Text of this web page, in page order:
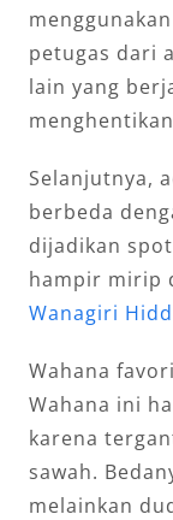
petugas dari
lain yang
Selanjutnya,
berbeda
dijadikan spot
hampir mirip
Wanagiri
Wahana
Wahana ini
karena
sawah.
melainkan